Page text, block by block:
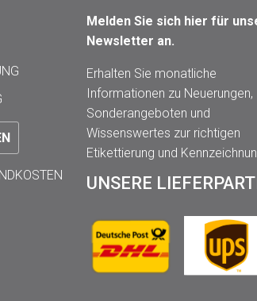
Melden Sie sich hier für
Newsletter an.
Erhalten Sie monatliche
Informationen zu Neuerungen,
Sonderangeboten und
Wissenswertes zur richtigen
Etikettierung und
UNSERE